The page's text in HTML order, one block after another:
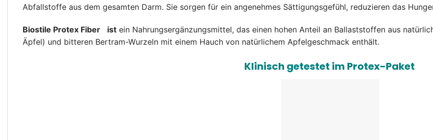
Abfallstoffe aus dem gesamten Darm. Sie sorgen für ein angenehmes Sättigungsgefühl, reduzieren das
Biostile Protex Fiber ist ein Nahrungsergänzungsmittel, das einen hohen Anteil an Ballaststoffen aus
Äpfel) und bitteren Bertram-Wurzeln mit einem Hauch von natürlichem Apfelgeschmack enthält.
Klinisch getestet im Protex-Paket